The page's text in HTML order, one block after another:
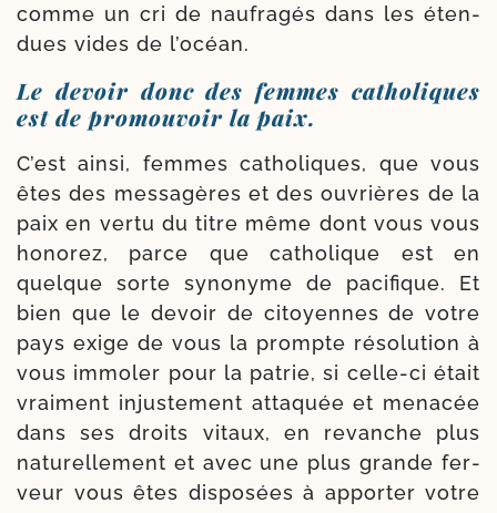
comme un cri de nau­fra­gés dans les éten­
dues vides de l’océan.
Le devoir donc des femmes catholiques
est de promouvoir la paix.
C’est ain­si, femmes catho­liques, que vous
êtes des messa­gères et des ouvrières de la
paix en ver­tu du titre même dont vous vous
hono­rez, parce que catho­lique est en
quelque sorte syno­nyme de paci­fique. Et
bien que le devoir de citoyennes de votre
pays exige de vous la prompte réso­lu­tion à
vous immo­ler pour la patrie, si celle-​ci était
vrai­ment injus­te­ment atta­quée et mena­cée
dans ses droits vitaux, en revanche plus
natu­rel­le­ment et avec une plus grande fer­
veur vous êtes dis­po­sées à appor­ter votre